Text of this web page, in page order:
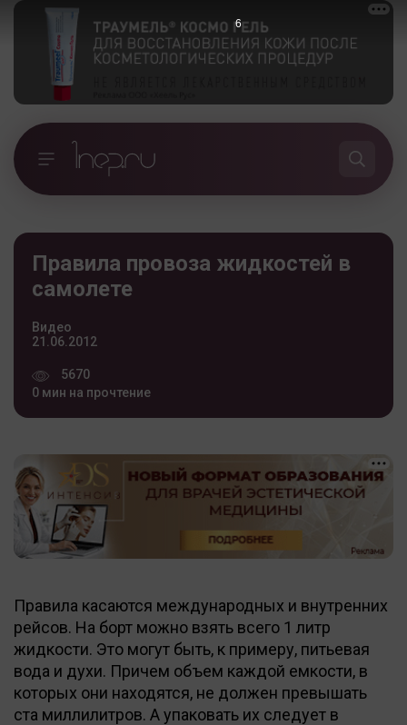
Правила провоза жидкостей в
самолете
Видео
21.06.2012
5670
0 мин на прочтение
Правила касаются международных и внутренних
рейсов. На борт можно взять всего 1 литр
жидкости. Это могут быть, к примеру, питьевая
вода и духи. Причeм объeм каждой eмкости, в
которых они находятся, не должен превышать
ста миллилитров. А упаковать их следует в
6